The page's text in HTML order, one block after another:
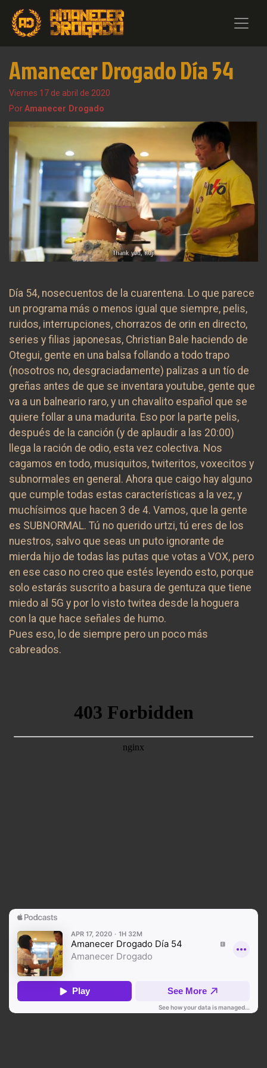
Amanecer Drogado Día 54
Viernes 17 de abril de 2020
PorAmanecer Drogado
Día 54, nosecuentos de la cuarentena. Lo que parece
un programa más o menos igual que siempre, pelis,
ruidos, interrupciones, chorrazos de orin en directo,
series y filias japonesas, Christian Bale haciendo de
Otegui, gente en una balsa follando a todo trapo
(nosotros no, desgraciadamente) palizas a un tío de
greñas antes de que se inventara youtube, gente que
va a un balneario raro, y un chavalito español que se
quiere follar a una madurita. Eso por la parte pelis,
después de la canción (y de aplaudir a las 20:00)
llega la ración de odio, esta vez colectiva. Nos
cagamos en todo, musiquitos, twiteritos, voxecitos y
subnormales en general. Ahora que caigo hay alguno
que cumple todas estas características a la vez, y
muchísimos que hacen 3 de 4. Vamos, que la gente
es SUBNORMAL. Tú no querido urtzi, tú eres de los
nuestros, salvo que seas un puto ignorante de
mierda hijo de todas las putas que votas a VOX, pero
en ese caso no creo que estés leyendo esto, porque
solo estarás suscrito a basura de gentuza que tiene
miedo al 5G y por lo visto twitea desde la hoguera
con la que hace señales de humo.
Pues eso, lo de siempre pero un poco más
cabreados.